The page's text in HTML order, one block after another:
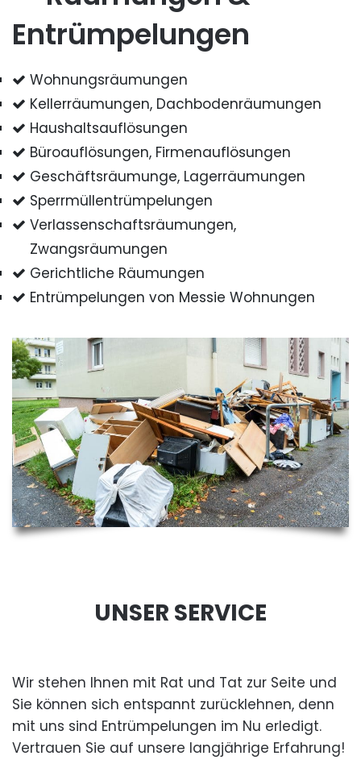
Entrümpelungen
Wohnungsräumungen
Kellerräumungen, Dachbodenräumungen
Haushaltsauflösungen
Büroauflösungen, Firmenauflösungen
Geschäftsräumunge, Lagerräumungen
Sperrmüllentrümpelungen
Verlassenschaftsräumungen,
Zwangsräumungen
Gerichtliche Räumungen
Entrümpelungen von Messie Wohnungen
UNSER SERVICE
Wir stehen Ihnen mit Rat und Tat zur Seite und
Sie können sich entspannt zurücklehnen, denn
mit uns sind Entrümpelungen im Nu erledigt.
Vertrauen Sie auf unsere langjährige Erfahrung!